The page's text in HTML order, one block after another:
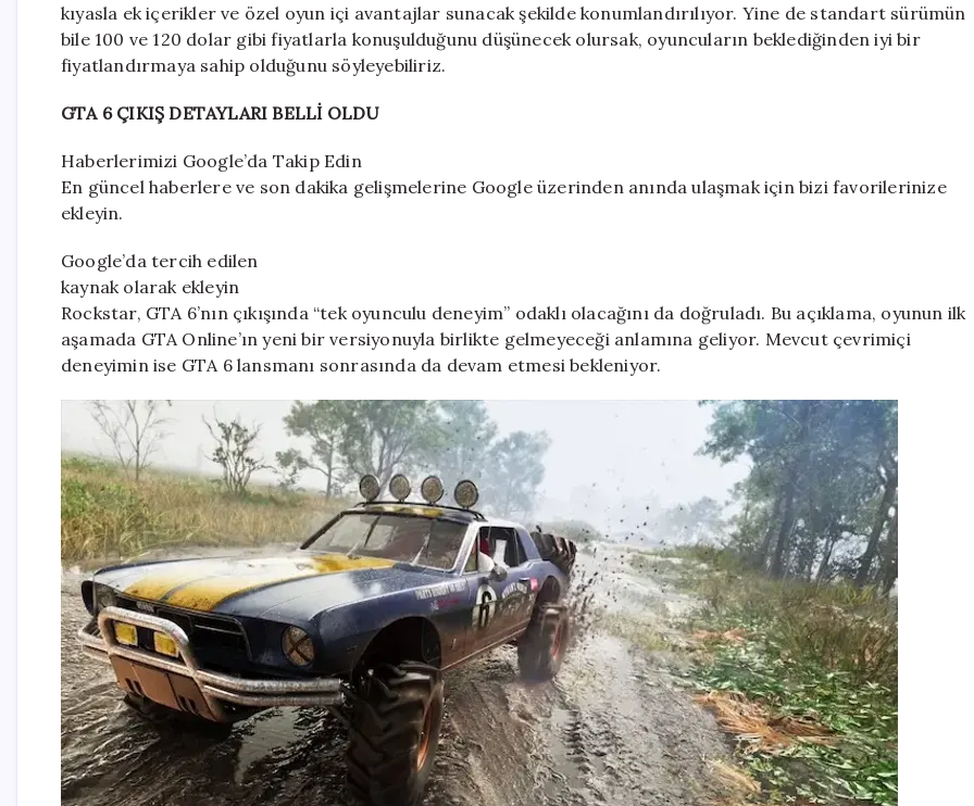
kıyasla ek içerikler ve özel oyun içi avantajlar sunacak şekilde konumlandırılıyor. Yine de standart sürümün
bile 100 ve 120 dolar gibi fiyatlarla konuşulduğunu düşünecek olursak, oyuncuların beklediğinden iyi bir
fiyatlandırmaya sahip olduğunu söyleyebiliriz.
GTA 6 ÇIKIŞ DETAYLARI BELLİ OLDU
Haberlerimizi Google’da Takip Edin
En güncel haberlere ve son dakika gelişmelerine Google üzerinden anında ulaşmak için bizi favorilerinize
ekleyin.
Google’da tercih edilen
kaynak olarak ekleyin
Rockstar, GTA 6’nın çıkışında “tek oyunculu deneyim” odaklı olacağını da doğruladı. Bu açıklama, oyunun ilk
aşamada GTA Online’ın yeni bir versiyonuyla birlikte gelmeyeceği anlamına geliyor. Mevcut çevrimiçi
deneyimin ise GTA 6 lansmanı sonrasında da devam etmesi bekleniyor.